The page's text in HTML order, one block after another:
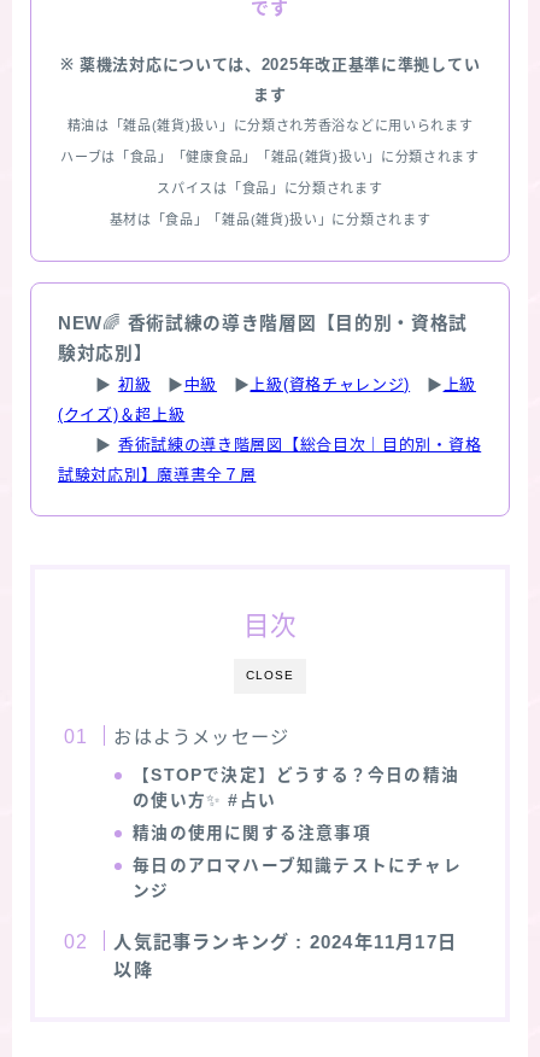
です
※ 薬機法対応については、2025年改正基準に準拠してい
ます
精油は「雑品(雑貨)扱い」に分類され芳香浴などに用いられます
ハーブは「食品」「健康食品」「雑品(雑貨)扱い」に分類されます
スパイスは「食品」に分類されます
基材は「食品」「雑品(雑貨)扱い」に分類されます
NEW🌈 香術試練の導き階層図【目的別・資格試
験対応別】
▶ 初級 ▶ 中級 ▶ 上級(資格チャレンジ) ▶ 上級
(クイズ)＆超上級
▶ 香術試練の導き階層図【総合目次｜目的別・資格
試験対応別】魔導書全７層
CLOSE
目次
おはようメッセージ
【STOPで決定】どうする？今日の精油
の使い方✨ #占い
精油の使用に関する注意事項
毎日のアロマハーブ知識テストにチャレ
ンジ
人気記事ランキング : 2024年11月17日
以降